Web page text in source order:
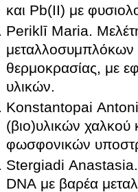
και Pb(II) με
Periklī Maria.
μεταλλοσυμπλόκων
θερμοκρασίας, με
υλικών.
Konstantopai
(βιο)υλικών
φωσφονικών
Stergiadi Anastasia.
DNA με βαρέα